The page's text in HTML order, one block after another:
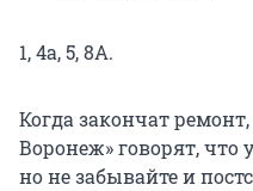
1, 4а, 5, 8А.
Когда закончат
Воронеж» говорят,
но не забывайте и